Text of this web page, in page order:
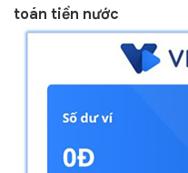
toán tiền nước